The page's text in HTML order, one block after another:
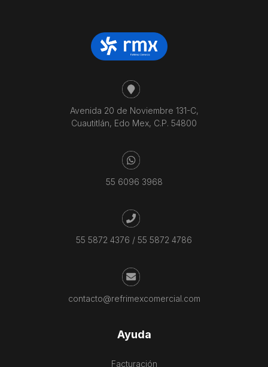
Avenida 20 de Noviembre 131-C,
Cuautitlán, Edo Mex, C.P. 54800
55 6096 3968
55 5872 4376 / 55 5872 4786
contacto@refrimexcomercial.com
Ayuda
Facturación